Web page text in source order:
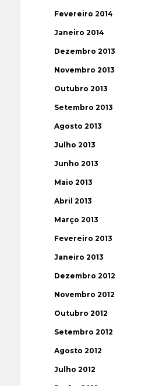
Fevereiro 2014
Janeiro 2014
Dezembro 2013
Novembro 2013
Outubro 2013
Setembro 2013
Agosto 2013
Julho 2013
Junho 2013
Maio 2013
Abril 2013
Março 2013
Fevereiro 2013
Janeiro 2013
Dezembro 2012
Novembro 2012
Outubro 2012
Setembro 2012
Agosto 2012
Julho 2012